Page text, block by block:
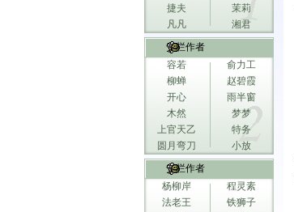
捷夫
茉莉
凡凡
湘君
专栏作者
容若
俞力工
柳蝉
赵碧霞
开心
雨半窗
木然
梦梦
上官天乙
特务
圆月弯刀
小放
专栏作者
杨柳岸
程灵素
法老王
铁狮子